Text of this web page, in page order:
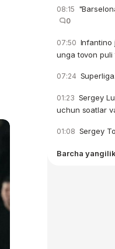
08:15
0
07:50 Infantino
unga tovon
07:24
01:23 Sergey
uchun soatlar
01:08 Sergey
Barcha